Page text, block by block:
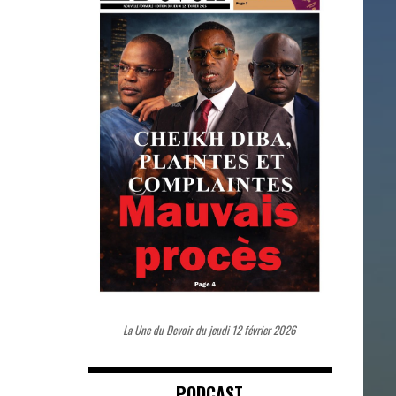
La Une du Devoir du jeudi 12 février 2026